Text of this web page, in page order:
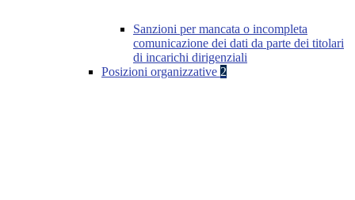
Sanzioni per mancata o incompleta
comunicazione dei dati da parte dei titolari
di incarichi dirigenziali
Posizioni organizzative 2